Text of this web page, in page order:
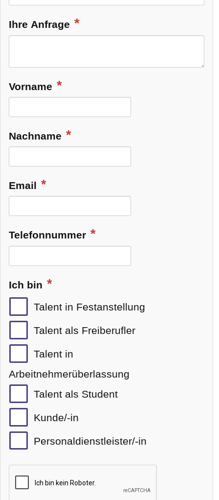
Ihre Anfrage
Vorname
Nachname
Email
Telefonnummer
Ich bin
Talent in Festanstellung
Talent als Freiberufler
Talent in
Arbeitnehmerüberlassung
Talent als Student
Kunde/-in
Personaldienstleister/-in